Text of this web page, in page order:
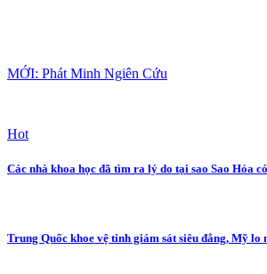
MỚI: Phát Minh Ngiên Cứu
Hot
Các nhà khoa học đã tìm ra lý do tại sao Sao Hỏa
Trung Quốc khoe vệ tinh giám sát siêu đẳng, Mỹ lo